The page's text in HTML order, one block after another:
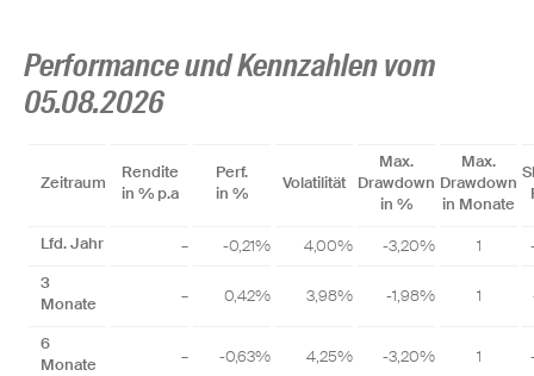
Performance und Kennzahlen vom
05.08.2026
Zeitraum
Rendite
in % p.a
Perf.
in %
Volatilität
Max.
Drawdown
in %
Max.
Drawdown
in Monate
Lfd. Jahr – -0,21% 4,00% -3,20% 1
3
Monate
– 0,42% 3,98% -1,98% 1
6
Monate
– -0,63% 4,25% -3,20% 1